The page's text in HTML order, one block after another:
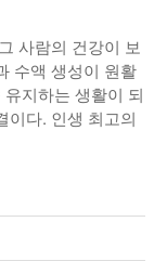
사람의 건강이 보
수액 생성이 원활
지하는 생활이 되
이다. 인생 최고의